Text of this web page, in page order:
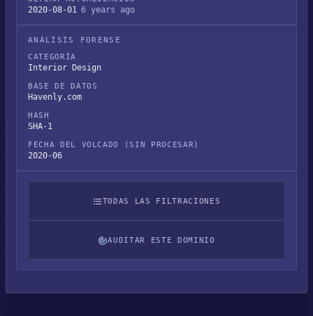
2020-08-01 6 years ago
ANÁLISIS FORENSE
CATEGORÍA
Interior Design
BASE DE DATOS
Havenly.com
HASH
SHA-1
FECHA DEL VOLCADO (SIN PROCESAR)
2020-06
TODAS LAS FILTRACIONES
AUDITAR ESTE DOMINIO